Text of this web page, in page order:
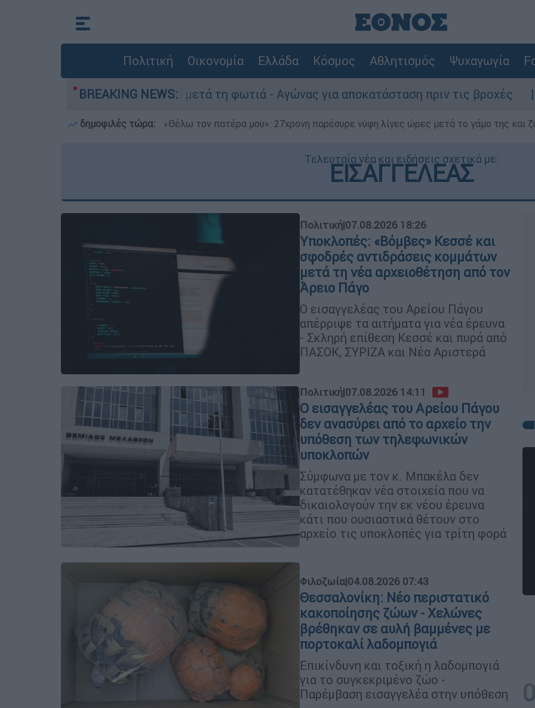
Πολιτική Οικονομία Ελλάδα Κόσμος Αθλητισμός Ψυχαγωγία
BREAKING NEWS:
Πόρτο Γερμανό μετά τη φωτιά - Αγώνας για αποκατάσταση πριν τις βροχές
δημοφιλές τώρα: «Θέλω τον πατέρα μου»: 27χρονη παρέσυρε νύφη λίγες ώρες μετά το γάμο της και
Τελευταία νέα και ειδήσεις σχετικά με:
ΕΙΣΑΓΓΕΛΕΑΣ
Πολιτική|07.08.2026 18:26
Υποκλοπές: «Βόμβες» Κεσσέ και
σφοδρές αντιδράσεις κομμάτων
μετά τη νέα αρχειοθέτηση από τον
Άρειο Πάγο
Ο εισαγγελέας του Αρείου Πάγου
απέρριψε τα αιτήματα για νέα έρευνα
- Σκληρή επίθεση Κεσσέ και πυρά από
ΠΑΣΟΚ, ΣΥΡΙΖΑ και Νέα Αριστερά
Πολιτική|07.08.2026 14:11
Ο εισαγγελέας του Αρείου Πάγου
δεν ανασύρει από το αρχείο την
υπόθεση των τηλεφωνικών
υποκλοπών
Σύμφωνα με τον κ. Μπακέλα δεν
κατατέθηκαν νέα στοιχεία που να
δικαιολογούν την εκ νέου έρευνα
κάτι που ουσιαστικά θέτουν στο
αρχείο τις υποκλοπές για τρίτη φορά
Φιλοζωία|04.08.2026 07:43
Θεσσαλονίκη: Νέο περιστατικό
κακοποίησης ζώων - Χελώνες
βρέθηκαν σε αυλή βαμμένες με
πορτοκαλί λαδομπογιά
Επικίνδυνη και τοξική η λαδομπογιά
για το συγκεκριμένο ζώο -
Παρέμβαση εισαγγελέα στην υπόθεση